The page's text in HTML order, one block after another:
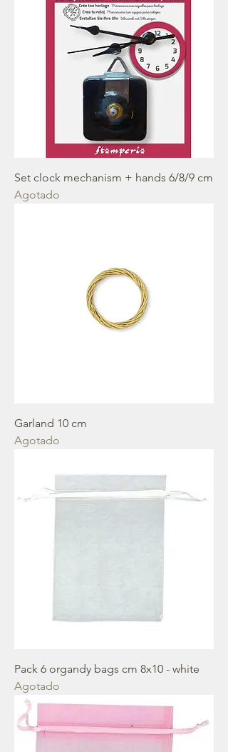
Set clock mechanism + hands 6/8/9 cm
Agotado
Garland 10 cm
Agotado
Pack 6 organdy bags cm 8x10 - white
Agotado